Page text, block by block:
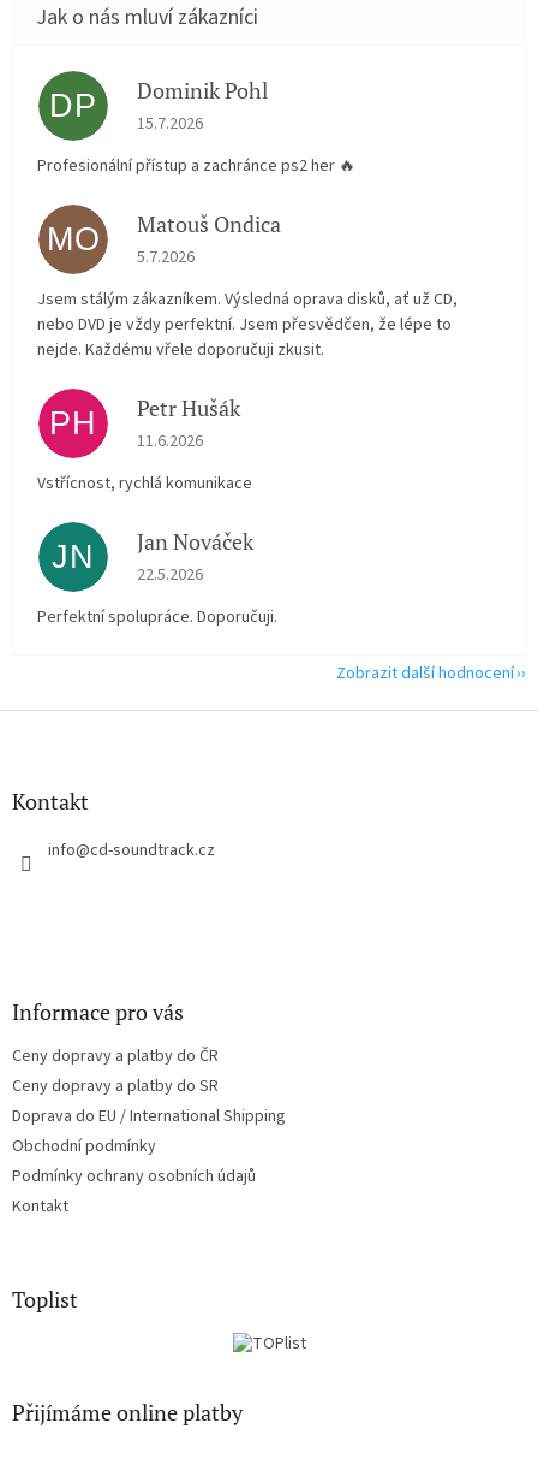
DP Dominik Pohl
Hodnocení obchodu je 5 z 5 hvězdiček.
15.7.2026
Profesionální přístup a zachránce ps2 her 🔥
MO Matouš Ondica
Hodnocení obchodu je 5 z 5 hvězdiček.
5.7.2026
Jsem stálým zákazníkem. Výsledná oprava disků, ať už CD,
nebo DVD je vždy perfektní. Jsem přesvědčen, že lépe to
nejde. Každému vřele doporučuji zkusit.
PH Petr Hušák
Hodnocení obchodu je 5 z 5 hvězdiček.
11.6.2026
Vstřícnost, rychlá komunikace
JN Jan Nováček
Hodnocení obchodu je 5 z 5 hvězdiček.
22.5.2026
Perfektní spolupráce. Doporučuji.
Zobrazit další hodnocení
Z
Kontakt
info@cd-soundtrack.cz
Informace pro vás
Ceny dopravy a platby do ČR
Ceny dopravy a platby do SR
Doprava do EU / International Shipping
Obchodní podmínky
Podmínky ochrany osobních údajů
Kontakt
Toplist
Přijímáme online platby